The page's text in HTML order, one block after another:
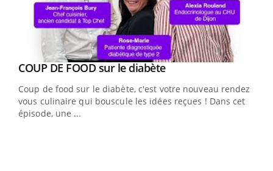
Youtube
COUP DE FOOD sur le diabèteYoutube
Coup de food sur le diabète, c'est votre nouveau rendez-
vous culinaire qui bouscule les idées reçues ! Dans cet
épisode, une ...